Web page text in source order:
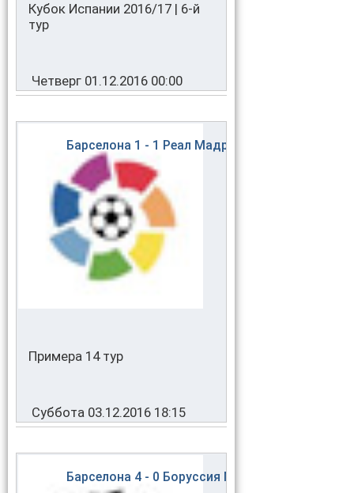
Кубок Испании 2016/17 | 6-й
тур
Четверг 01.12.2016 00:00
Примера 14 тур
Суббота 03.12.2016 18:15
Барселона 1 - 1 Реал Мадрид
Барселона 4 - 0 Боруссия Мюнхенгладбах